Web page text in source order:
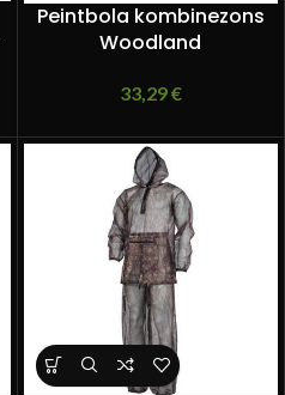
Peintbola kombinezons
Woodland
33,29€